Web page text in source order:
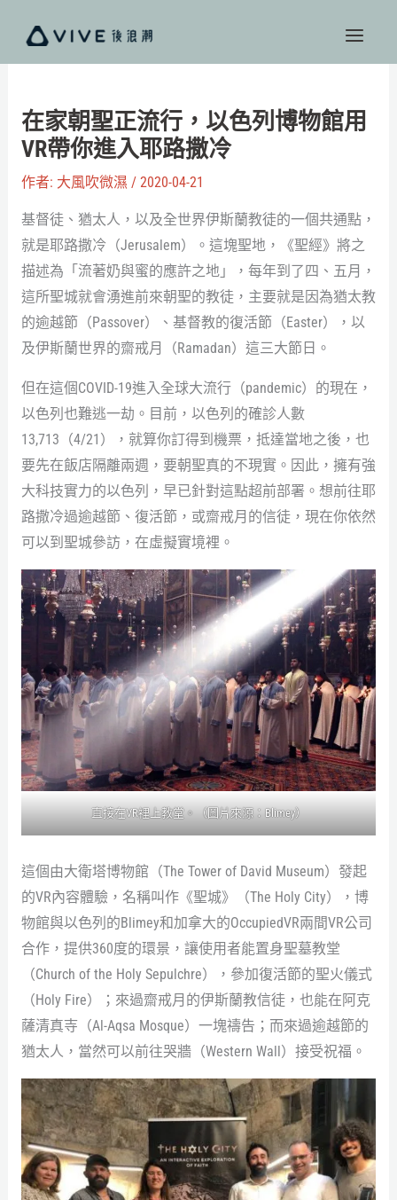
主
在家朝聖正流行，以色列博物館用
VR帶你進入耶路撒冷
作者: 大風吹微濕 / 2020-04-21
基督徒、猶太人，以及全世界伊斯蘭教徒的一個共通點，
就是耶路撒冷（Jerusalem）。這塊聖地，《聖經》將之
描述為「流著奶與蜜的應許之地」，每年到了四、五月，
這所聖城就會湧進前來朝聖的教徒，主要就是因為猶太教
的逾越節（Passover）、基督教的復活節（Easter），以
及伊斯蘭世界的齋戒月（Ramadan）這三大節日。
但在這個COVID-19進入全球大流行（pandemic）的現在，
以色列也難逃一劫。目前，以色列的確診人數
13,713（4/21），就算你訂得到機票，抵達當地之後，也
要先在飯店隔離兩週，要朝聖真的不現實。因此，擁有強
大科技實力的以色列，早已針對這點超前部署。想前往耶
路撒冷過逾越節、復活節，或齋戒月的信徒，現在你依然
可以到聖城參訪，在虛擬實境裡。
直接在VR裡上教堂。（圖片來源：Blimey）
這個由大衛塔博物館（The Tower of David Museum）發起
的VR內容體驗，名稱叫作《聖城》（The Holy City），博
物館與以色列的Blimey和加拿大的OccupiedVR兩間VR公司
合作，提供360度的環景，讓使用者能置身聖墓教堂
（Church of the Holy Sepulchre），參加復活節的聖火儀式
（Holy Fire）；來過齋戒月的伊斯蘭教信徒，也能在阿克
薩清真寺（Al-Aqsa Mosque）一塊禱告；而來過逾越節的
猶太人，當然可以前往哭牆（Western Wall）接受祝福。